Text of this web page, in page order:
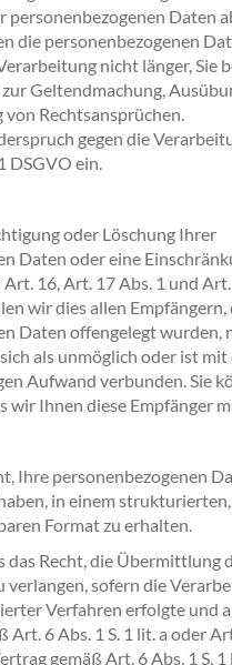
personenbezogenen Daten
die personenbezogenen
nicht länger, Sie
Geltendmachung,
Rechtsansprüchen.
gegen die
DSGVO ein.
oder Löschung Ihrer
Daten oder eine
16, Art. 17 Abs. 1 und
wir dies allen Empfängern,
Daten offengelegt wurden,
als unmöglich oder ist mit
Aufwand verbunden. Sie
wir Ihnen diese Empfänger
Ihre personenbezogenen
in einem strukturierten,
Format zu erhalten.
das Recht, die Übermittlung
verlangen, sofern die
Verfahren erfolgte und
Art. 6 Abs. 1 S. 1 lit. a oder
gemäß Art. 6 Abs. 1 S. 1